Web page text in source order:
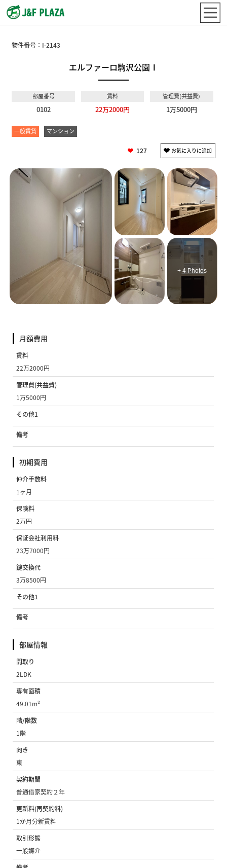
物件番号： I-2143
エルファーロ駒沢公園Ⅰ
部屋番号
0102
賃料
22万2000円
管理費(共益費)
1万5000円
一般賃貸 マンション
127
+ 4 Photos
月額費用
賃料
22万2000円
管理費(共益費)
1万5000円
その他1
備考
初期費用
仲介手数料
1ヶ月
保険料
2万円
保証会社利用料
23万7000円
鍵交換代
3万8500円
その他1
備考
部屋情報
間取り
2LDK
専有面積
49.01m²
階/階数
1階
向き
東
契約期間
普通借家契約２年
更新料(再契約料)
1か月分新賃料
取引形態
一般媒介